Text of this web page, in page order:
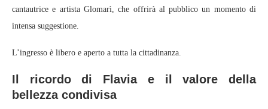
cantautrice e artista Glomarì, che offrirà al pubblico un momento di
intensa suggestione.
L’ingresso è libero e aperto a tutta la cittadinanza.
Il ricordo di Flavia e il valore della
bellezza condivisa